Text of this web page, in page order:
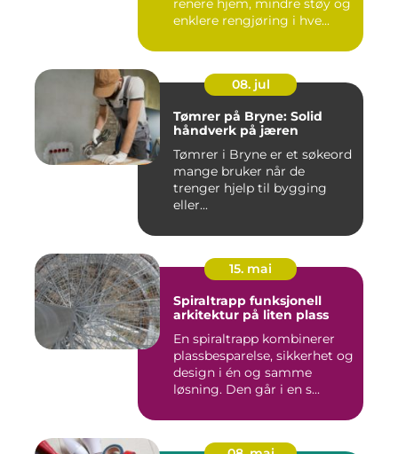
renere hjem, mindre støy og
enklere rengjøring i hve...
08. jul
Tømrer på Bryne: Solid
håndverk på jæren
Tømrer i Bryne er et søkeord
mange bruker når de
trenger hjelp til bygging
eller...
15. mai
Spiraltrapp funksjonell
arkitektur på liten plass
En spiraltrapp kombinerer
plassbesparelse, sikkerhet og
design i én og samme
løsning. Den går i en s...